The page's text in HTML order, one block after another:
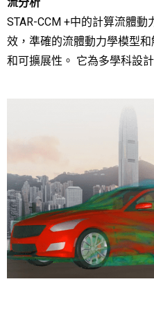
STAR-CCM +中的計算流體
效，準確的流體動力學模型
和可擴展性。 它為多學科設